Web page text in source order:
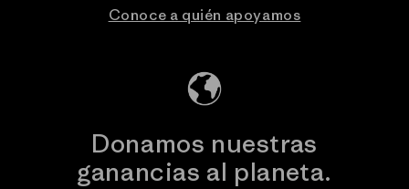
Conoce a quién apoyamos
Donamos nuestras
ganancias al planeta.